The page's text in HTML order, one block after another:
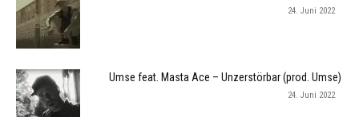
24. Juni 2022
Umse feat. Masta Ace – Unzerstörbar (prod. Umse)
24. Juni 2022